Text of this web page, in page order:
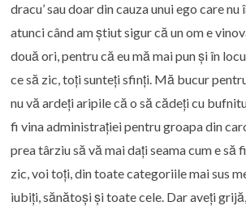
dracu’ sau doar din cauza unui ego care
atunci când am știut sigur că un om e
două ori, pentru că eu mă mai pun și în
ce să zic, toți sunteți sfinți. Mă bucur
nu vă ardeți aripile că o să cădeți cu
fi vina administrației pentru groapa din
prea târziu să vă mai dați seama cum e să
zic, voi toți, din toate categoriile mai sus
iubiți, sănătoși și toate cele. Dar aveți